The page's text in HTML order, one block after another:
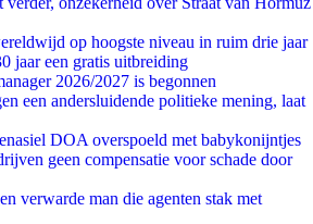
op hoogste niveau in ruim drie jaar
jaar een gratis uitbreiding
2026/2027 is begonnen
een andersluidende politieke mening, laat
DOA overspoeld met babykonijntjes
geen compensatie voor schade door
verwarde man die agenten stak met